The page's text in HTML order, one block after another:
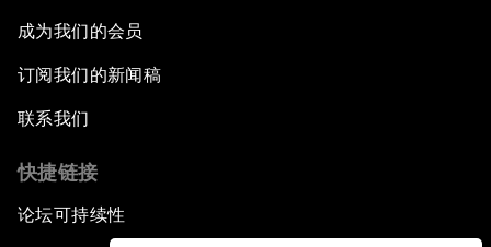
成为我们的会员
订阅我们的新闻稿
联系我们
快捷链接
论坛可持续性